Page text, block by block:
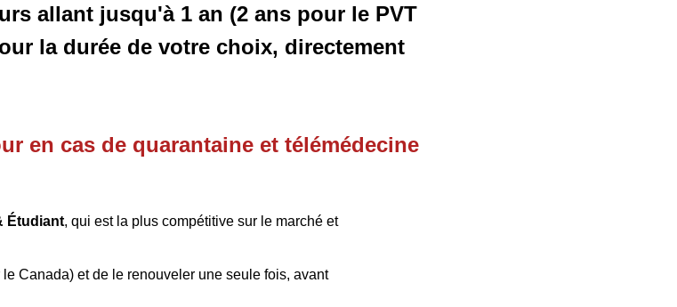
allant jusqu'à 1 an (2 ans pour le PVT
la durée de votre choix, directement
en cas de quarantaine et télémédecine
Étudiant, qui est la plus compétitive sur le marché et
Canada) et de le renouveler une seule fois, avant